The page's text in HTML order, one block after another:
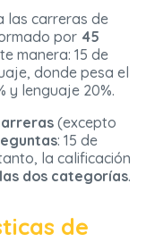
las carreras de
por 45
manera: 15 de
donde pesa el
y lenguaje 20%.
(excepto
: 15 de
la calificación
dos categorías.
de